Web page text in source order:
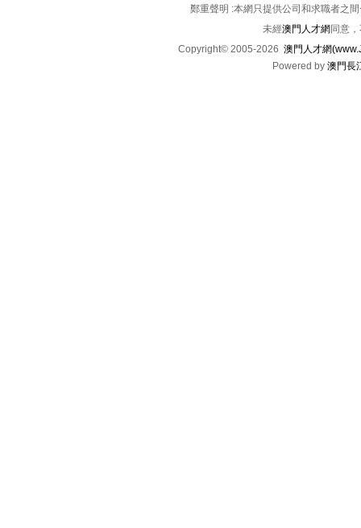
鄭重聲明 :本網只提供公司和求職者之
未經澳門人才網 同意
Copyright© 2005-2026 澳門人才網
Powered by 澳門長